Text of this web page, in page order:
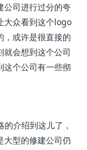
公司进行过分的夸
大众看到这个logo
，或许是很直接的
会想到这个公司
这个公司有一些彻
介绍到这儿了，
大型的修建公司仍